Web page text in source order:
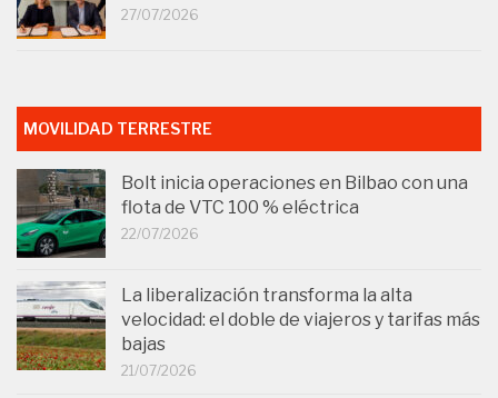
27/07/2026
MOVILIDAD TERRESTRE
Bolt inicia operaciones en Bilbao con una
flota de VTC 100 % eléctrica
22/07/2026
La liberalización transforma la alta
velocidad: el doble de viajeros y tarifas más
bajas
21/07/2026